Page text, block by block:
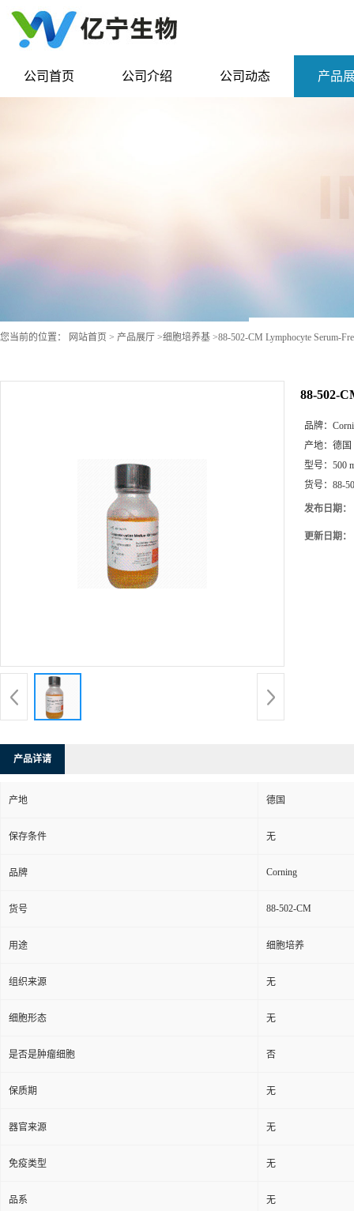
公司首页 公司介绍 公司动态 产品
您当前的位置： 网站首页 > 产品展厅 >细胞培养基 >88-502-CM Lymphocyte Serum-
88-502-
品牌：
产地： 德国
型号： 500
货号： 88-
发布日期：
更新日期：
产品详请
产地 德国
保存条件 无
品牌 Corning
货号 88-502-CM
用途 细胞培养
组织来源 无
细胞形态 无
是否是肿瘤细胞 否
保质期 无
器官来源 无
免疫类型 无
品系 无